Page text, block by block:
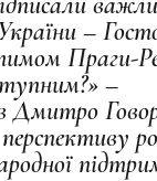
–
Праги-
–
Дмитро